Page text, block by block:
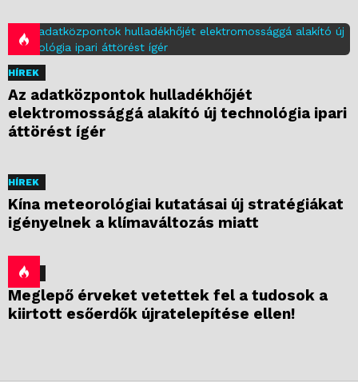
HÍREK
Az adatközpontok hulladékhőjét
elektromossággá alakító új technológia ipari
áttörést ígér
HÍREK
Kína meteorológiai kutatásai új stratégiákat
igényelnek a klímaváltozás miatt
HÍREK
Meglepő érveket vetettek fel a tudosok a
kiirtott esőerdők újratelepítése ellen!